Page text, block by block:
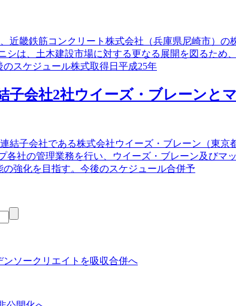
近畿鉄筋コンクリート株式会社（兵庫県尼崎市）
シは、土木建設市場に対する更なる展開を図るた
スケジュール株式取得日平成25年
子会社2社ウイーズ・ブレーンと
結子会社である株式会社ウイーズ・ブレーン（東
各社の管理業務を行い、ウイーズ・ブレーン及びマ
強化を目指す。今後のスケジュール合併予
ソークリエイトを吸収合併へ